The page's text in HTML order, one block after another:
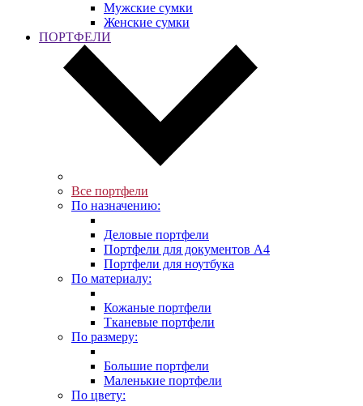
Мужские сумки
Женские сумки
ПОРТФЕЛИ
Все портфели
По назначению:
Деловые портфели
Портфели для документов A4
Портфели для ноутбука
По материалу:
Кожаные портфели
Тканевые портфели
По размеру:
Большие портфели
Маленькие портфели
По цвету: